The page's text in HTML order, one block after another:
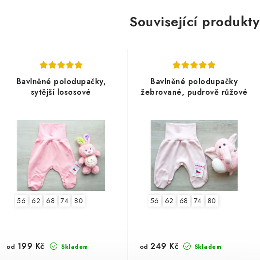
Související produkty
Bavlněné polodupačky,
sytější lososové
56 62 68 74 80
Skladem
od 199 Kč
Bavlněné polodupačky
žebrované, pudrově růžové
56 62 68 74 80
Skladem
od 249 Kč